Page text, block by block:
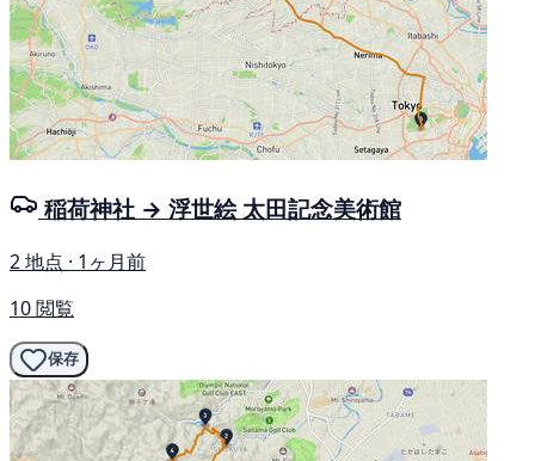
稲荷神社 → 浮世絵 太田記念美術館
2 地点 · 1ヶ月前
10 閲覧
保存